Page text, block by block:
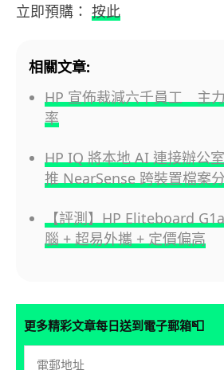
立即預購： 按此
相關文章:
HP 宣佈裁減六千員工 主
率
HP IQ 將本地 AI 連接辦公
推 NearSense 跨裝置檔案
【評測】HP Eliteboard
腦 + 超易外攜 + 定價偏高
更多精彩文章每日送到電子郵箱📮